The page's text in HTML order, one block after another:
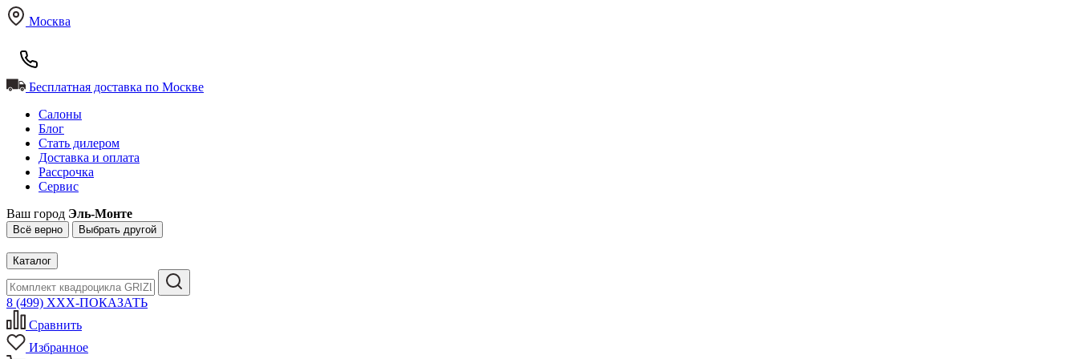
Москва
Бесплатная доставка по Москве
Салоны
Блог
Стать дилером
Доставка и оплата
Рассрочка
Сервис
Ваш город Эль-Монте
Всё верно Выбрать другой
Каталог
8 (499) XXX-ПОКАЗАТЬ
Сравнить
Избранное